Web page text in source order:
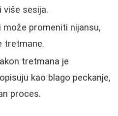
više sesija.
može promeniti nijansu,
tretmane.
tretmana je
kao blago peckanje,
proces.